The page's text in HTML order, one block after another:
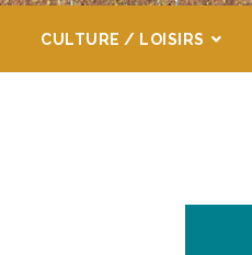
CULTURE / LOISIRS